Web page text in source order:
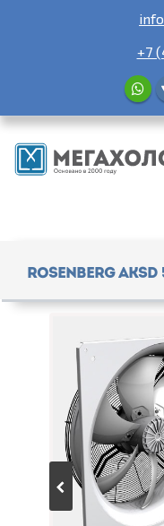
+7
Rosenberg AKSD